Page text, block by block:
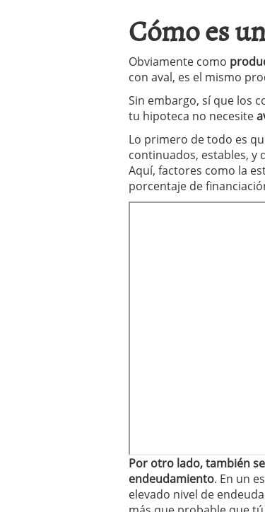
Cómo es
Obviamente como
con aval, es el mismo
Sin embargo, sí que los
tu hipoteca no necesite
Lo primero de todo es
continuados, estables, y
Aquí, factores como la
porcentaje de
Por otro lado, también
endeudamiento. En un
elevado nivel de